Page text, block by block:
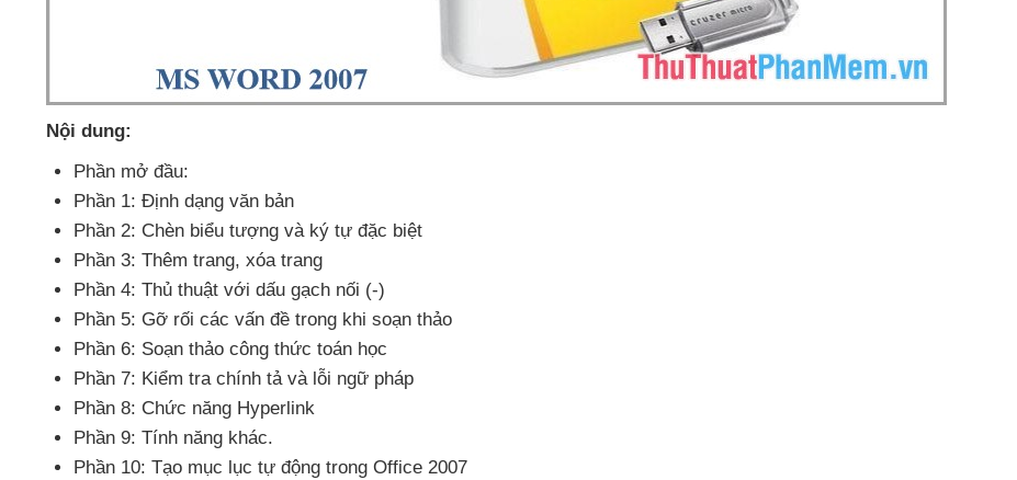
Nội dung:
Phần mở đầu:
Phần 1: Định dạng văn bản
Phần 2: Chèn biểu tượng và ký tự đặc biệt
Phần 3: Thêm trang, xóa trang
Phần 4: Thủ thuật với dấu gạch nối (-)
Phần 5: Gỡ rối các vấn đề trong khi soạn thảo
Phần 6: Soạn thảo công thức toán học
Phần 7: Kiểm tra chính tả và lỗi ngữ pháp
Phần 8: Chức năng Hyperlink
Phần 9: Tính năng khác.
Phần 10: Tạo mục lục tự động trong Office 2007